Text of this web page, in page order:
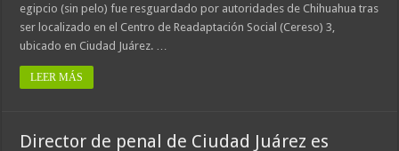
egipcio (sin pelo) fue resguardado por autoridades de Chihuahua tras
ser localizado en el Centro de Readaptación Social (Cereso) 3,
ubicado en Ciudad Juárez. …
LEER MÁS
Director de penal de Ciudad Juárez es